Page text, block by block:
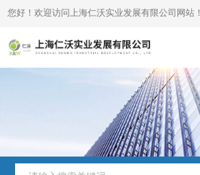
您好！欢迎访问上海仁沃实业发展有限公司网站！